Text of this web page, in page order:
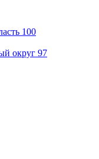
100
округ 97